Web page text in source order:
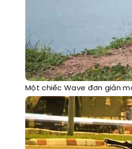
Một chiếc Wave đơn giản